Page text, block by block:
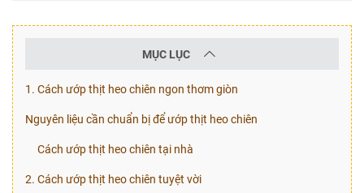
MỤC LỤC
1. Cách ướp thịt heo chiên ngon thơm giòn
Nguyên liệu cần chuẩn bị để ướp thịt heo chiên
Cách ướp thịt heo chiên tại nhà
2. Cách ướp thịt heo chiên tuyệt vời